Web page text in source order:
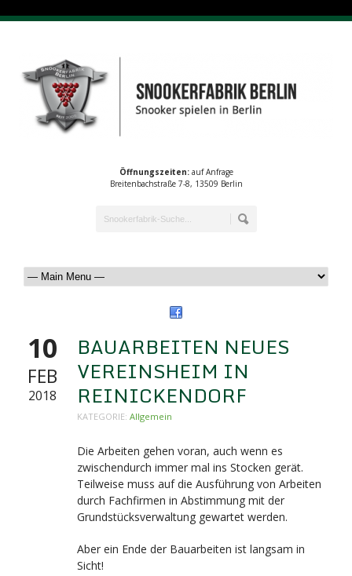
Öffnungszeiten:auf Anfrage
Breitenbachstraße 7-8, 13509 Berlin
10
FEB
2018
BAUARBEITEN NEUES
VEREINSHEIM IN
REINICKENDORF
KATEGORIE: Allgemein
Die Arbeiten gehen voran, auch wenn es
zwischendurch immer mal ins Stocken gerät.
Teilweise muss auf die Ausführung von Arbeiten
durch Fachfirmen in Abstimmung mit der
Grundstücksverwaltung gewartet werden.
Aber ein Ende der Bauarbeiten ist langsam in
Sicht!